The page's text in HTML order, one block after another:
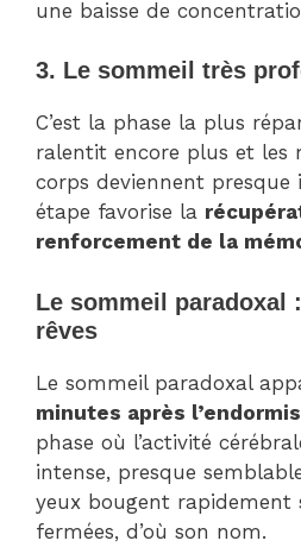
une baisse de
3. Le sommeil très
C’est la phase la plus
ralentit encore plus et les
corps deviennent presque
étape favorise la
renforcement de la
Le sommeil paradoxal
rêves
Le sommeil paradoxal
minutes après
phase où l’activité
intense, presque
yeux bougent rapidement
fermées, d’où son nom.